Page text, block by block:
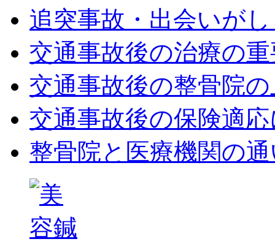
追突事故・出会いが
交通事故後の治療の
交通事故後の整骨院
交通事故後の保険適
整骨院と医療機関の